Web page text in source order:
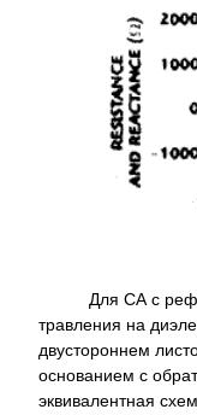
Для СА с
травления на
двустороннем
основанием с
эквивалентная